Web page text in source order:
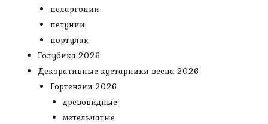
пеларгонии
петунии
портулак
Голубика 2026
Декоративные кустарники весна 2026
Гортензии 2026
древовидные
метельчатые